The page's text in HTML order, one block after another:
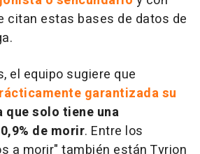
citan estas bases de datos de
el equipo sugiere que
garantizada su
que solo tiene una
de morir. Entre los